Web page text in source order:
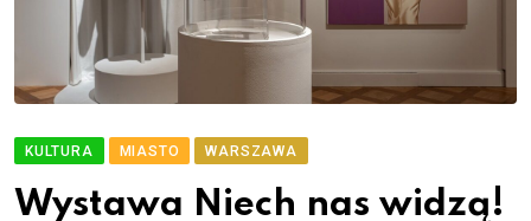
KULTURA MIASTO WARSZAWA
Wystawa Niech nas widzą!